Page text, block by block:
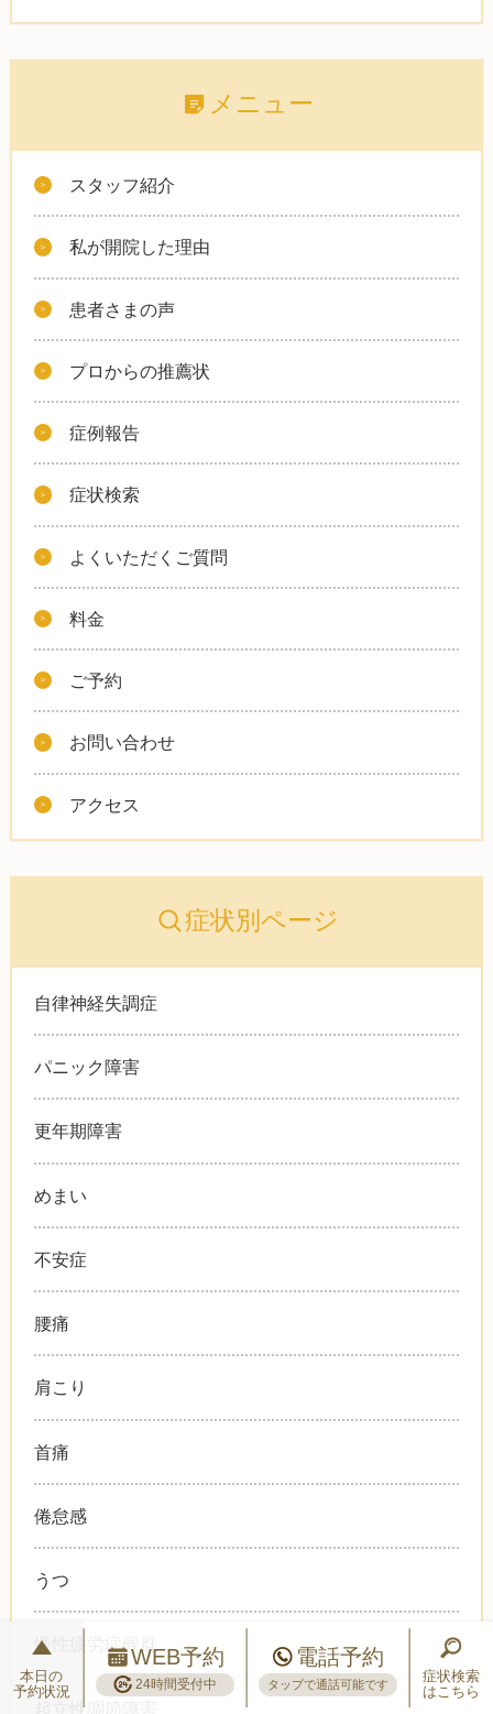
メニュー
スタッフ紹介
私が開院した理由
患者さまの声
プロからの推薦状
症例報告
症状検索
よくいただくご質問
料金
ご予約
お問い合わせ
アクセス
症状別ページ
自律神経失調症
パニック障害
更年期障害
めまい
不安症
腰痛
肩こり
首痛
倦怠感
うつ
慢性疲労症候群
起立性調節障害
本日の
予約状況
WEB予約
24時間受付中
電話予約
タップで通話可能です
症状検索
はこちら